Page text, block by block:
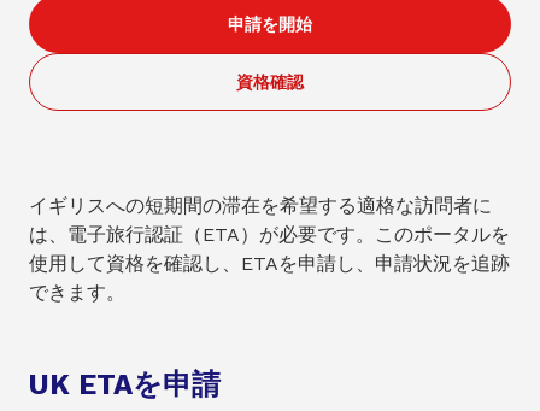
申請を開始
資格確認
イギリスへの短期間の滞在を希望する適格な訪問者に
は、電子旅行認証（ETA）が必要です。このポータルを
使用して資格を確認し、ETAを申請し、申請状況を追跡
できます。
UK ETAを申請